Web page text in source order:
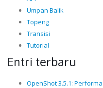
Umpan Balik
Topeng
Transisi
Tutorial
Entri terbaru
OpenShot 3.5.1: